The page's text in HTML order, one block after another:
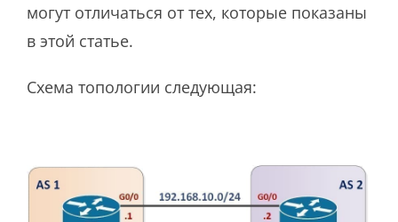
могут отличаться от тех, которые показаны
в этой статье.
Схема топологии следующая: